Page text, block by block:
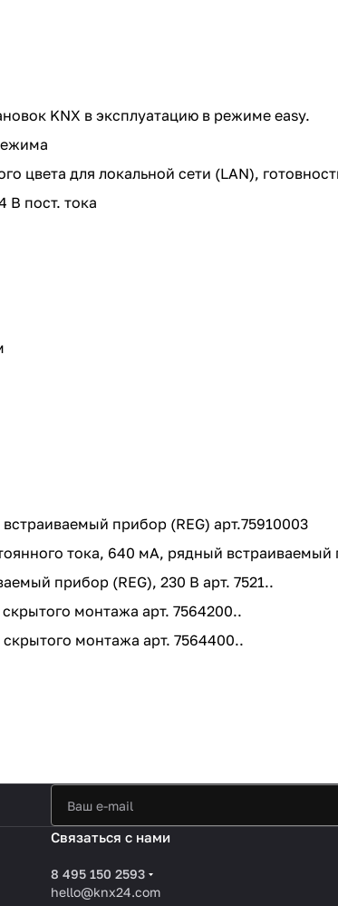
KNX в эксплуатацию в режиме easy.
цвета для локальной сети (LAN),
В пост. тока
прибор (REG) арт.75910003
тока, 640 мА, рядный встраиваемый
прибор (REG), 230 В арт. 7521..
монтажа арт. 7564200..
монтажа арт. 7564400..
Связаться с нами
8 495 150 2593
hello@knx24.com